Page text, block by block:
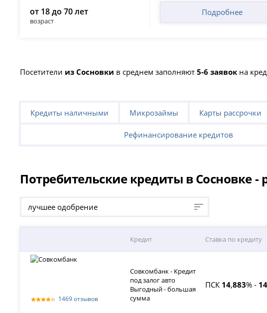
от 18 до 70 лет
возраст
Подробнее
Посетители из Сосновки в среднем заполняют5-6 заявок на
Кредиты наличными Микрозаймы Карты рассрочки
Рефинансирование кредитов
Потребительские кредиты в Сосновке -
лучшее одобрение
Кредит Ставка по кредиту
1469 отзывов
Совкомбанк - Кредит
под залог авто
Выгодный - большая
сумма
ПСК 14,883% - 14